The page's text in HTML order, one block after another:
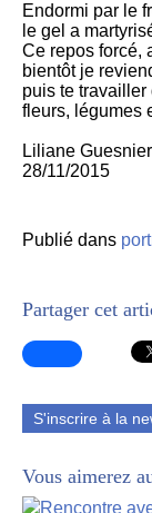
Endormi par le
le gel a
Ce repos forcé,
bientôt je
puis te
fleurs, légumes
Liliane
28/11/2015
Publié dans
Partager cet
S'inscrire à la
Vous aimerez